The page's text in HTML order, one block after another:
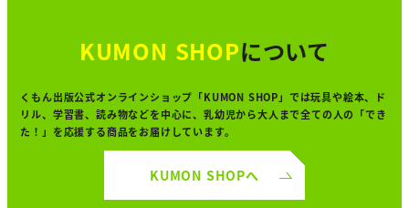
KUMON SHOPについて
くもん出版公式オンラインショップ「KUMON SHOP」では玩具や絵本、ド
リル、学習書、読み物などを中心に、 乳幼児から大人まで全ての人の「でき
た！」を応援する商品をお届けしています。
KUMON SHOPへ